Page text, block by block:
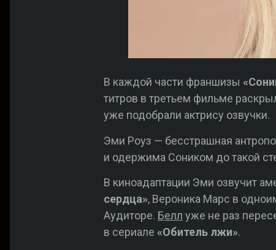
В каждой части франшизы
титров в третьем фильме
уже подобрали актрису озвучки.
Эми Роуз — бесстрашная
и одержима Соником до такой
В киноадаптации Эми озвучит
сердца», Вероника Марс в
Аудиторе. Белл уже не раз
в сериале «Обитель лжи».